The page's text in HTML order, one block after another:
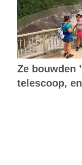
Ze bouwden
telescoop,